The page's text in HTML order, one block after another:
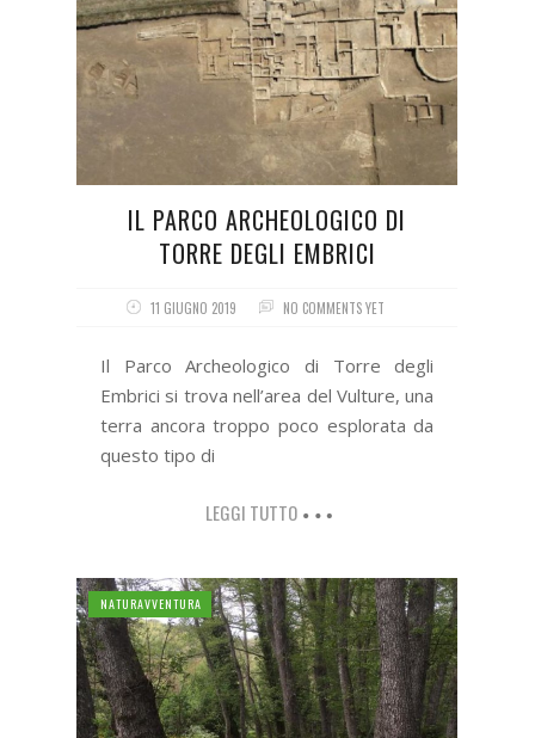
IL PARCO ARCHEOLOGICO DI
TORRE DEGLI EMBRICI
11 GIUGNO 2019 NO COMMENTS YET
Il Parco Archeologico di Torre degli
Embrici si trova nell’area del Vulture, una
terra ancora troppo poco esplorata da
questo tipo di
LEGGI TUTTO
NATURAVVENTURA